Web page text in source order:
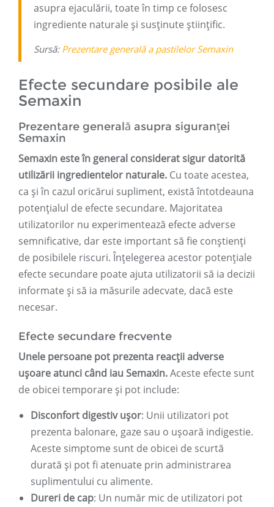
asupra ejaculării, toate în timp ce folosesc
ingrediente naturale și susținute științific.
Sursă: Prezentare generală a pastilelor Semaxin
Efecte secundare posibile ale
Semaxin
Prezentare generală asupra siguranței
Semaxin
Semaxin este în general considerat sigur datorită
utilizării ingredientelor naturale. Cu toate acestea,
ca și în cazul oricărui supliment, există întotdeauna
potențialul de efecte secundare. Majoritatea
utilizatorilor nu experimentează efecte adverse
semnificative, dar este important să fie conștienți
de posibilele riscuri. Înțelegerea acestor potențiale
efecte secundare poate ajuta utilizatorii să ia decizii
informate și să ia măsurile adecvate, dacă este
necesar.
Efecte secundare frecvente
Unele persoane pot prezenta reacții adverse
ușoare atunci când iau Semaxin.Aceste efecte sunt
de obicei temporare și pot include:
Disconfort digestiv ușor: Unii utilizatori pot
prezenta balonare, gaze sau o ușoară indigestie.
Aceste simptome sunt de obicei de scurtă
durată și pot fi atenuate prin administrarea
suplimentului cu alimente.
Dureri de cap: Un număr mic de utilizatori pot